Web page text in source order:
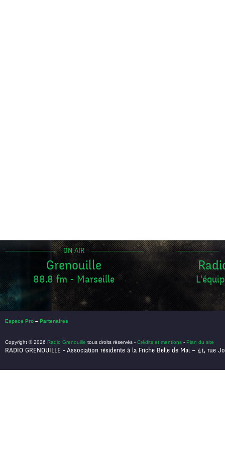
ON AIR
Grenouille
88.8 fm - Marseille
Espace Pro – Partenaires
Copyright © 2026 Radio Grenouille tous droits réservés - Crédits et mentions - Plan du site
RADIO GRENOUILLE - Association résidente à la Friche Belle de Mai – 41, rue